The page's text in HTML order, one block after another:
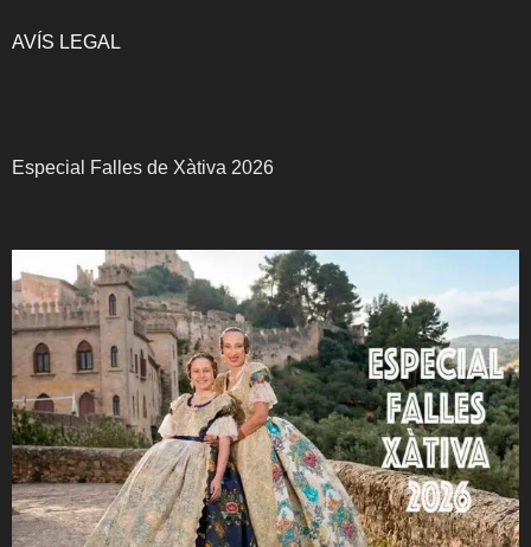
AVÍS LEGAL
Especial Falles de Xàtiva 2026